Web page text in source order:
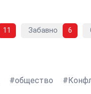
11 Забавно 6
общество